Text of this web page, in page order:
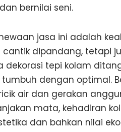
bernilai seni.
jasa ini adalah
dipandang, tetapi
dekorasi tepi kolam
dengan optimal.
air dan gerakan
mata, kehadiran
dan bahkan nilai